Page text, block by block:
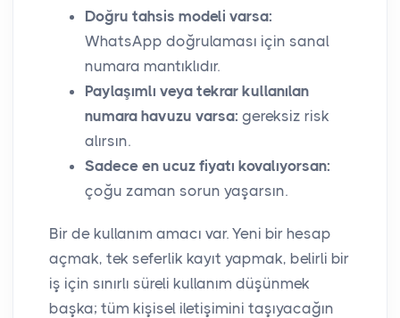
Doğru tahsis modeli varsa:
WhatsApp doğrulaması için sanal
numara mantıklıdır.
Paylaşımlı veya tekrar kullanılan
numara havuzu varsa: gereksiz risk
alırsın.
Sadece en ucuz fiyatı kovalıyorsan:
çoğu zaman sorun yaşarsın.
Bir de kullanım amacı var. Yeni bir hesap
açmak, tek seferlik kayıt yapmak, belirli bir
iş için sınırlı süreli kullanım düşünmek
başka; tüm kişisel iletişimini taşıyacağın